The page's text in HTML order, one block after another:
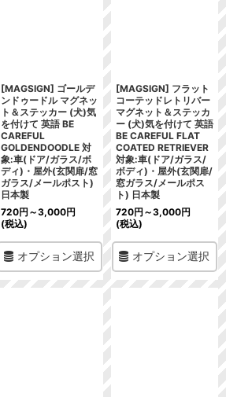
[MAGSIGN] ゴールデ
ンドゥードル マグネッ
ト＆ステッカー (犬)気
を付けて 英語 BE
CAREFUL
GOLDENDOODLE 対
象:車(ドア/ガラス/ボ
ディ)・屋外(玄関扉/窓
ガラス/メールポスト)
日本製
720円 ～3,000円
(税込)
オプション選択
[MAGSIGN] フラット
コーテッドレトリバー
マグネット＆ステッカ
ー (犬)気を付けて 英語
BE CAREFUL FLAT
COATED RETRIEVER
対象:車(ドア/ガラス/
ボディ)・屋外(玄関扉/
窓ガラス/メールポス
ト) 日本製
720円 ～3,000円
(税込)
オプション選択